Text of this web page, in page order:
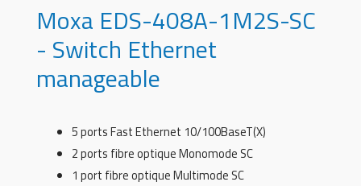
Moxa EDS-408A-1M2S-SC
- Switch Ethernet
manageable
5 ports Fast Ethernet 10/100BaseT(X)
2 ports fibre optique Monomode SC
1 port fibre optique Multimode SC